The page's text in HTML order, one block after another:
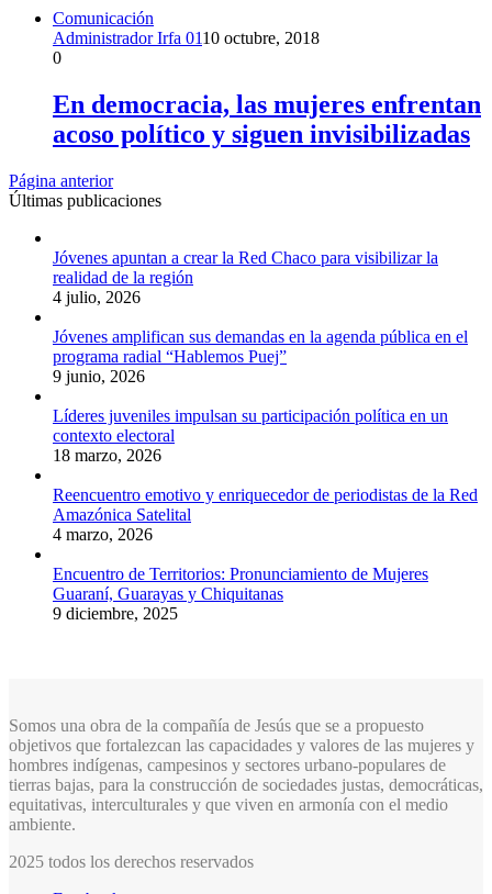
Comunicación
Administrador Irfa 0110 octubre, 2018
0
En democracia, las mujeres enfrentan
acoso político y siguen invisibilizadas
Página anterior
Últimas publicaciones
Jóvenes apuntan a crear la Red Chaco para visibilizar la
realidad de la región
4 julio, 2026
Jóvenes amplifican sus demandas en la agenda pública en el
programa radial “Hablemos Puej”
9 junio, 2026
Líderes juveniles impulsan su participación política en un
contexto electoral
18 marzo, 2026
Reencuentro emotivo y enriquecedor de periodistas de la Red
Amazónica Satelital
4 marzo, 2026
Encuentro de Territorios: Pronunciamiento de Mujeres
Guaraní, Guarayas y Chiquitanas
9 diciembre, 2025
Somos una obra de la compañía de Jesús que se a propuesto
objetivos que fortalezcan las capacidades y valores de las mujeres y
hombres indígenas, campesinos y sectores urbano-populares de
tierras bajas, para la construcción de sociedades justas, democráticas,
equitativas, interculturales y que viven en armonía con el medio
ambiente.
2025 todos los derechos reservados